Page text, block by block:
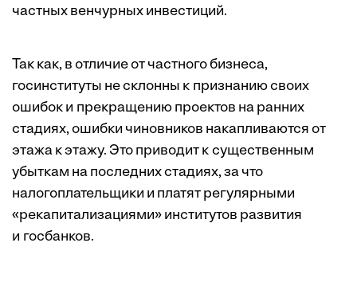
частных венчурных инвестиций.
Так как, в отличие от частного бизнеса,
госинституты не склонны к признанию своих
ошибок и прекращению проектов на ранних
стадиях, ошибки чиновников накапливаются от
этажа к этажу. Это приводит к существенным
убыткам на последних стадиях, за что
налогоплательщики и платят регулярными
«рекапитализациями» институтов развития
и госбанков.